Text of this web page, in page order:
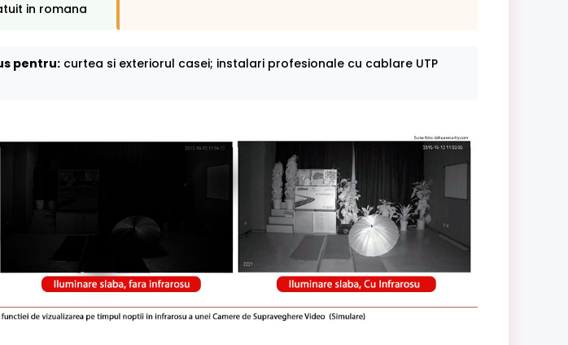
in romana
pentru: curtea si exteriorul casei; instalari profesionale cu cablare UTP